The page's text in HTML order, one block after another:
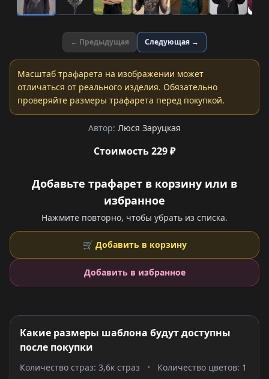
← Предыдущая Следующая →
Масштаб трафарета на изображении может
отличаться от реального изделия. Обязательно
проверяйте размеры трафарета перед покупкой.
Автор: Люся Заруцкая
Стоимость 229 ₽
Добавьте трафарет в корзину или в
избранное
Нажмите повторно, чтобы убрать из списка.
🛒 Добавить в корзину
Добавить в избранное
Какие размеры шаблона будут доступны
после покупки
Количество страз: 3,6к страз • Количество цветов: 1